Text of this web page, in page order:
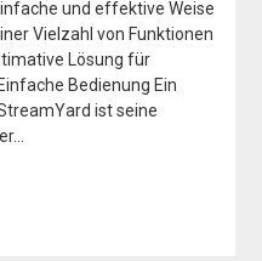
und effektive Weise
Vielzahl von Funktionen
Lösung für
Bedienung Ein
ist seine